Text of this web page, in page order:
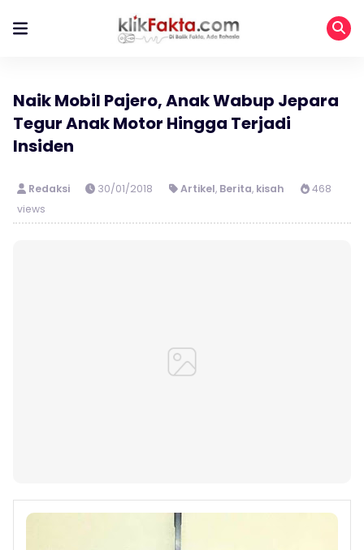
Naik Mobil Pajero, Anak Wabup Jepara
Tegur Anak Motor Hingga Terjadi
Insiden
Redaksi 30/01/2018 Artikel, Berita, kisah
468
views